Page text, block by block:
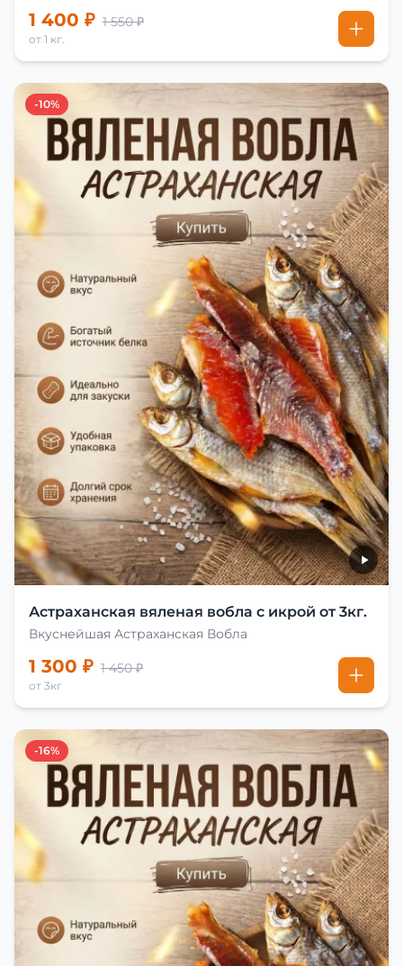
1 400 ₽ 1 550 ₽
от 1 кг.
-10%
Астраханская вяленая вобла с икрой от 3кг.
Вкуснейшая Астраханская Вобла
1 300 ₽ 1 450 ₽
от 3кг
-16%